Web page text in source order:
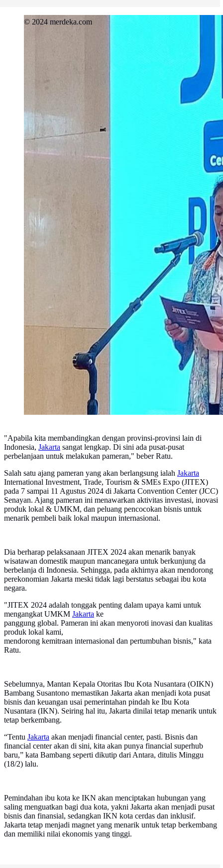
© 2024 merdeka.com
"Apabila kita membandingkan dengan provinsi-provinsi lain di
Indonesia, Jakarta sangat lengkap. Di sini ada pusat-pusat
perbelanjaan untuk melakukan pameran," beber Ratu.
Salah satu ajang pameran yang akan berlangsung ialah Jakarta
International Investment, Trade, Tourism & SMEs Expo (JITEX)
pada 7 sampai 11 Agustus 2024 di Jakarta Convention Center (JCC)
Senayan. Ajang pameran ini menawarkan aktivitas investasi, inovasi
produk lokal & UMKM, dan peluang pencocokan bisnis untuk
menarik pembeli baik lokal maupun internasional.
Dia berharap pelaksanaan JITEX 2024 akan menarik banyak
wisatawan domestik maupun mancanegara untuk berkunjung da
berbelanja di Indonesia. Sehingga, pada akhirnya akan mendorong
perekonomian Jakarta meski tidak lagi berstatus sebagai ibu kota
negara.
"JITEX 2024 adalah tonggak penting dalam upaya kami untuk
mengangkat UMKM Jakarta ke
panggung global. Pameran ini akan menyoroti inovasi dan kualitas
produk lokal kami,
mendorong kemitraan internasional dan pertumbuhan bisnis," kata
Ratu.
Sebelumnya, Mantan Kepala Otoritas Ibu Kota Nusantara (OIKN)
Bambang Susantono memastikan Jakarta akan menjadi kota pusat
bisnis dan keuangan usai pemerintahan pindah ke Ibu Kota
Nusantara (IKN). Seiring hal itu, Jakarta dinilai tetap menarik untuk
tetap berkembang.
“Tentu Jakarta akan menjadi financial center, pasti. Bisnis dan
financial center akan di sini, kita akan punya financial superhub
baru,” kata Bambang seperti dikutip dari Antara, ditulis Minggu
(18/2) lalu.
Pemindahan ibu kota ke IKN akan menciptakan hubungan yang
saling menguatkan bagi dua kota, yakni Jakarta akan menjadi pusat
bisnis dan finansial, sedangkan IKN kota cerdas dan inklusif.
Jakarta tetap menjadi magnet yang menarik untuk tetap berkembang
dan memiliki nilai ekonomis yang tinggi.